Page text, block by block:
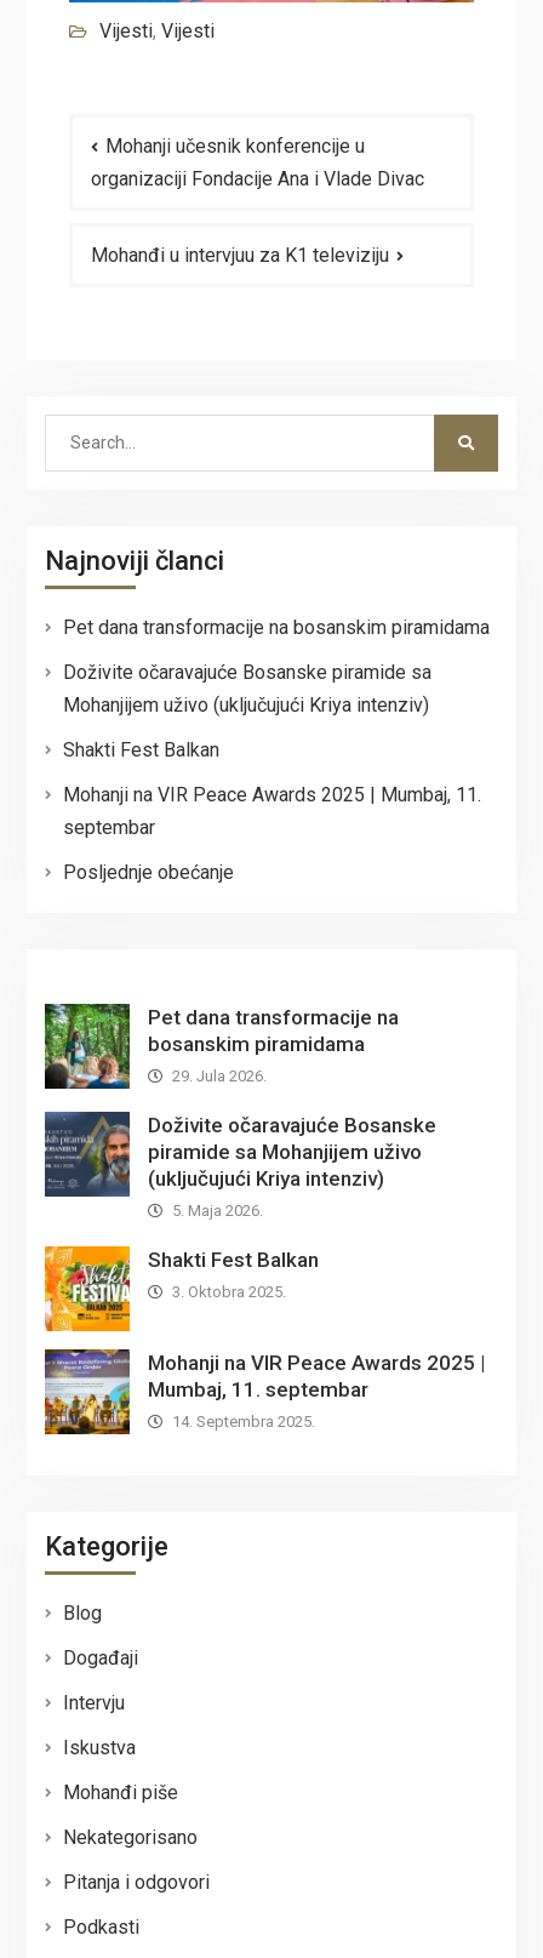
Vijesti, Vijesti
članaka
Mohanji učesnik konferencije u
organizaciji Fondacije Ana i Vlade Divac
Mohanđi u intervjuu za K1 televiziju
Najnoviji članci
Pet dana transformacije na bosanskim piramidama
Doživite očaravajuće Bosanske piramide sa
Mohanjijem uživo (uključujući Kriya intenziv)
Shakti Fest Balkan
Mohanji na VIR Peace Awards 2025 | Mumbaj, 11.
septembar
Posljednje obećanje
Pet dana transformacije na
bosanskim piramidama
29. Jula 2026.
Doživite očaravajuće Bosanske
piramide sa Mohanjijem uživo
(uključujući Kriya intenziv)
5. Maja 2026.
Shakti Fest Balkan
3. Oktobra 2025.
Mohanji na VIR Peace Awards 2025 |
Mumbaj, 11. septembar
14. Septembra 2025.
Kategorije
Blog
Događaji
Intervju
Iskustva
Mohanđi piše
Nekategorisano
Pitanja i odgovori
Podkasti